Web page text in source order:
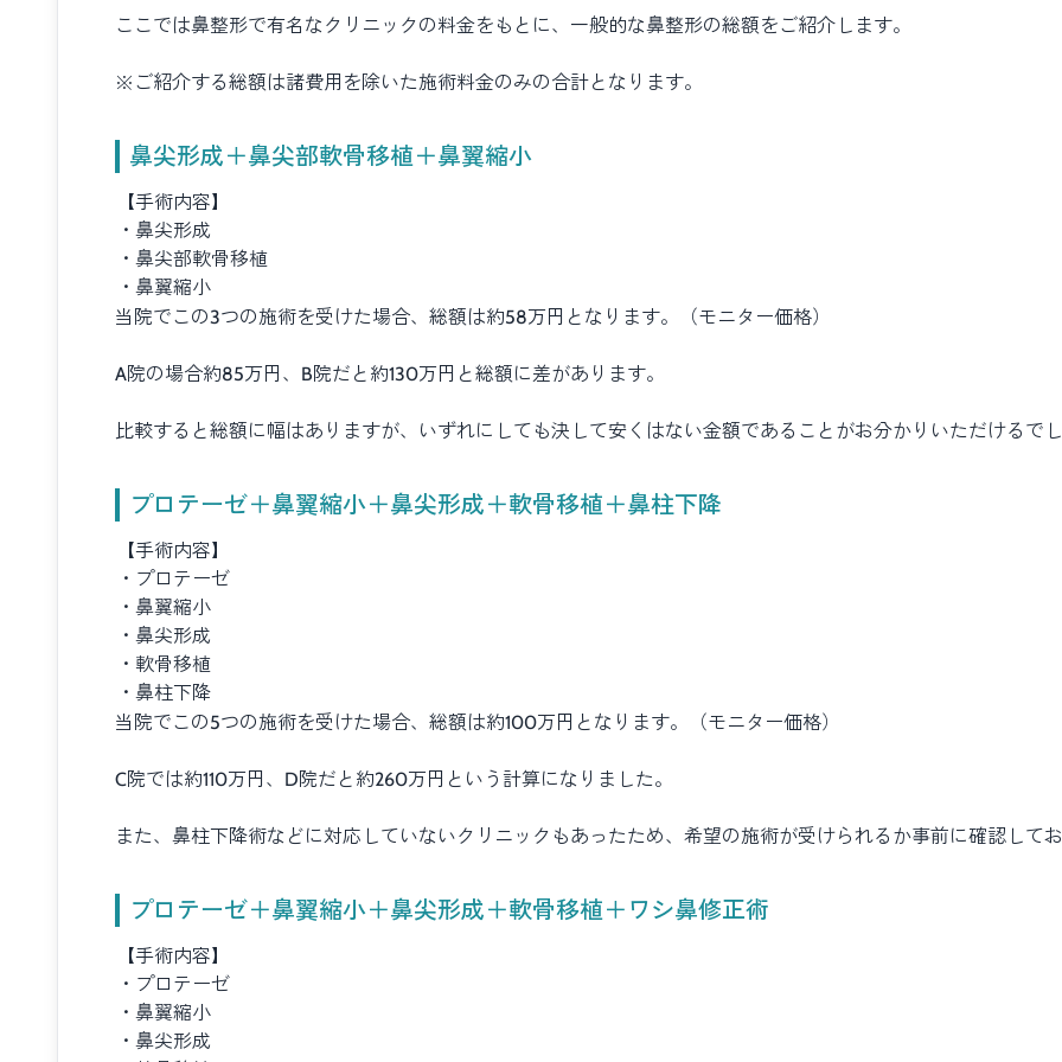
ここでは鼻整形で有名なクリニックの料金をもとに、一般的な鼻整形の総額をご紹介します。
※ご紹介する総額は諸費用を除いた施術料金のみの合計となります。
鼻尖形成＋鼻尖部軟骨移植＋鼻翼縮小
【手術内容】
・鼻尖形成
・鼻尖部軟骨移植
・鼻翼縮小
当院でこの3つの施術を受けた場合、総額は約58万円となります。（モニター価格）
A院の場合約85万円、B院だと約130万円と総額に差があります。
比較すると総額に幅はありますが、いずれにしても決して安くはない金額であることがお分かりいただけるで
プロテーゼ＋鼻翼縮小＋鼻尖形成＋軟骨移植＋鼻柱下降
【手術内容】
・プロテーゼ
・鼻翼縮小
・鼻尖形成
・軟骨移植
・鼻柱下降
当院でこの5つの施術を受けた場合、総額は約100万円となります。（モニター価格）
C院では約110万円、D院だと約260万円という計算になりました。
また、鼻柱下降術などに対応していないクリニックもあったため、希望の施術が受けられるか事前に確認して
プロテーゼ＋鼻翼縮小＋鼻尖形成＋軟骨移植＋ワシ鼻修正術
【手術内容】
・プロテーゼ
・鼻翼縮小
・鼻尖形成